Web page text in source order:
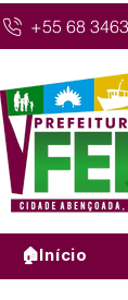
+55 68
🏠Início